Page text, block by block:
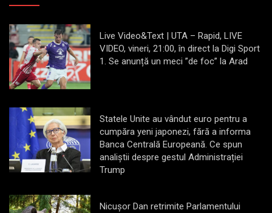
Live Video&Text | UTA – Rapid, LIVE
VIDEO, vineri, 21:00, în direct la Digi Sport
1. Se anunță un meci ”de foc” la Arad
Statele Unite au vândut euro pentru a
cumpăra yeni japonezi, fără a informa
Banca Centrală Europeană. Ce spun
analiștii despre gestul Administrației
Trump
Nicușor Dan retrimite Parlamentului